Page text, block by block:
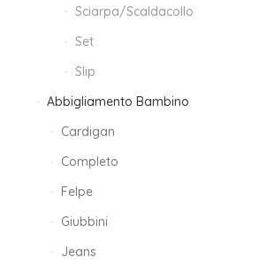
Sciarpa/Scaldacollo
Set
Slip
Abbigliamento Bambino
Cardigan
Completo
Felpe
Giubbini
Jeans